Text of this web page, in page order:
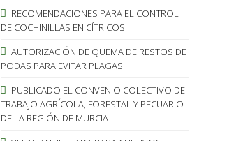
RECOMENDACIONES PARA EL CONTROL
DE COCHINILLAS EN CÍTRICOS
AUTORIZACIÓN DE QUEMA DE RESTOS DE
PODAS PARA EVITAR PLAGAS
PUBLICADO EL CONVENIO COLECTIVO DE
TRABAJO AGRÍCOLA, FORESTAL Y PECUARIO
DE LA REGIÓN DE MURCIA